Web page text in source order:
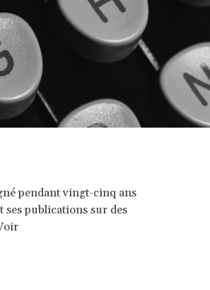
pendant vingt-cinq ans
ses publications sur des